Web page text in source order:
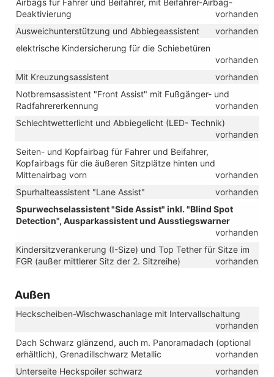
Deaktivierung
vorhanden
Ausweichunterstützung und Abbiegeassistent
vorhanden
elektrische Kindersicherung für die Schiebetüren
vorhanden
Mit Kreuzungsassistent
vorhanden
Notbremsassistent "Front Assist" mit Fußgänger- und
Radfahrererkennung
vorhanden
Schlechtwetterlicht und Abbiegelicht (LED- Technik)
vorhanden
Seiten- und Kopfairbag für Fahrer und Beifahrer,
Kopfairbags für die äußeren Sitzplätze hinten und
Mittenairbag vorn
vorhanden
Spurhalteassistent "Lane Assist"
vorhanden
Spurwechselassistent "Side Assist" inkl. "Blind Spot
Detection", Ausparkassistent und Ausstiegswarner
vorhanden
Kindersitzverankerung (I-Size) und Top Tether für Sitze im
FGR (außer mittlerer Sitz der 2. Sitzreihe)
vorhanden
Außen
Heckscheiben-Wischwaschanlage mit Intervallschaltung
vorhanden
Dach Schwarz glänzend, auch m. Panoramadach (optional
erhältlich), Grenadillschwarz Metallic
vorhanden
Unterseite Heckspoiler schwarz
vorhanden